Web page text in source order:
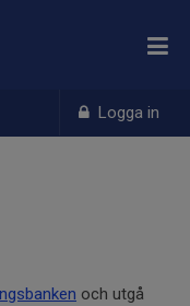
Logga in
och utgå